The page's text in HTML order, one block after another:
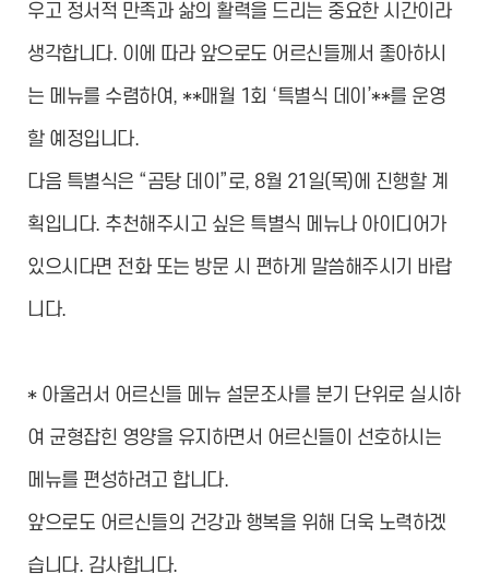
우고 정서적 만족과 삶의 활력을 드리는 중요한 시간이라
생각합니다. 이에 따라 앞으로도 어르신들께서 좋아하시
는 메뉴를 수렴하여, **매월 1회 ‘특별식 데이’**를 운영
할 예정입니다.
다음 특별식은 “곰탕 데이”로, 8월 21일(목)에 진행할 계
획입니다. 추천해주시고 싶은 특별식 메뉴나 아이디어가
있으시다면 전화 또는 방문 시 편하게 말씀해주시기 바랍
니다.
* 아울러서 어르신들 메뉴 설문조사를 분기 단위로 실시하
여 균형잡힌 영양을 유지하면서 어르신들이 선호하시는
메뉴를 편성하려고 합니다.
앞으로도 어르신들의 건강과 행복을 위해 더욱 노력하겠
습니다. 감사합니다.